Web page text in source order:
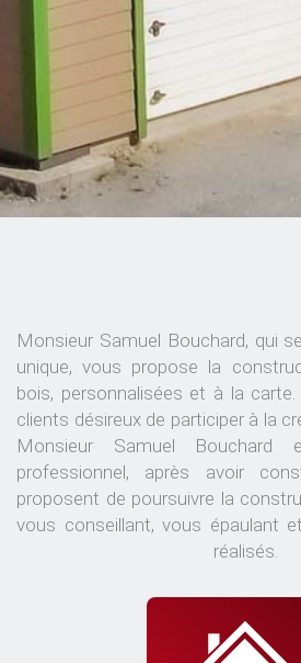
Monsieur Samuel Bouchard, qui
unique, vous propose la
bois, personnalisées et à la
clients désireux de participer à la
Monsieur Samuel
professionnel, après avoir
proposent de poursuivre la
vous conseillant, vous épaulant
réalisés.